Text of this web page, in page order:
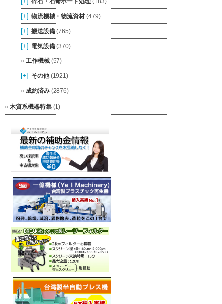
[+] 物流機械・物流資材 (479)
[+] 搬送設備 (765)
[+] 電気設備 (370)
工作機械 (57)
[+] その他(1921)
成約済み (2876)
木質系機器特集 (1)